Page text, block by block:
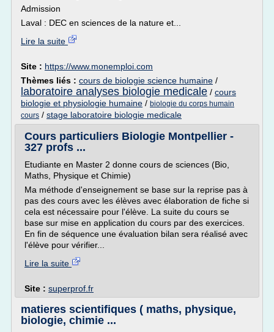
Admission
Laval : DEC en sciences de la nature et...
Lire la suite
Site : https://www.monemploi.com
Thèmes liés : cours de biologie science humaine /
laboratoire analyses biologie medicale / cours
biologie et physiologie humaine / biologie du corps humain
cours / stage laboratoire biologie medicale
Cours particuliers Biologie Montpellier -
327 profs ...
Etudiante en Master 2 donne cours de sciences (Bio,
Maths, Physique et Chimie)
Ma méthode d'enseignement se base sur la reprise pas à
pas des cours avec les élèves avec élaboration de fiche si
cela est nécessaire pour l'élève. La suite du cours se
base sur mise en application du cours par des exercices.
En fin de séquence une évaluation bilan sera réalisé avec
l'élève pour vérifier...
Lire la suite
Site : superprof.fr
matieres scientifiques ( maths, physique,
biologie, chimie ...